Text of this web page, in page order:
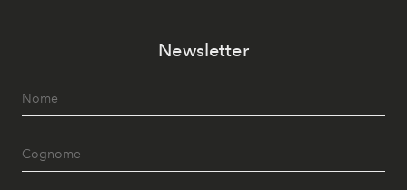
Newsletter